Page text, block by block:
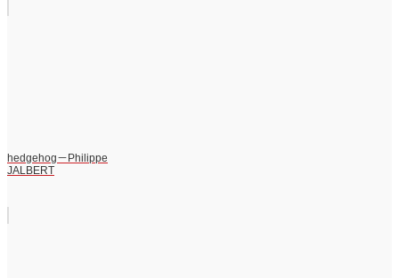
hedgehog－Philippe
JALBERT